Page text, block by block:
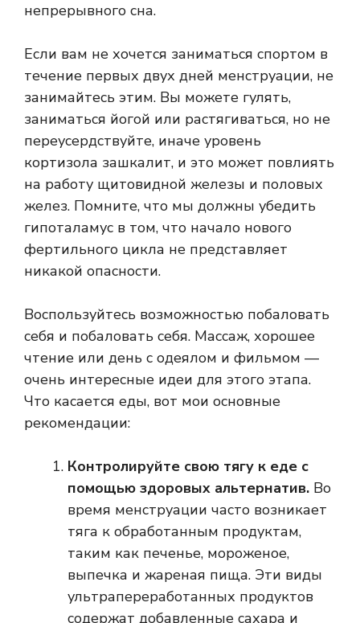
непрерывного сна.
Если вам не хочется заниматься спортом в
течение первых двух дней менструации, не
занимайтесь этим. Вы можете гулять,
заниматься йогой или растягиваться, но не
переусердствуйте, иначе уровень
кортизола зашкалит, и это может повлиять
на работу щитовидной железы и половых
желез. Помните, что мы должны убедить
гипоталамус в том, что начало нового
фертильного цикла не представляет
никакой опасности.
Воспользуйтесь возможностью побаловать
себя и побаловать себя. Массаж, хорошее
чтение или день с одеялом и фильмом —
очень интересные идеи для этого этапа.
Что касается еды, вот мои основные
рекомендации:
Контролируйте свою тягу к еде с
помощью здоровых альтернатив. Во
время менструации часто возникает
тяга к обработанным продуктам,
таким как печенье, мороженое,
выпечка и жареная пища. Эти виды
ультрапереработанных продуктов
содержат добавленные сахара и